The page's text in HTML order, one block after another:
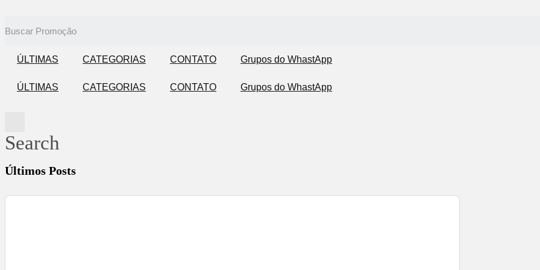
ÚLTIMAS CATEGORIAS CONTATO Grupos do WhastApp
ÚLTIMAS CATEGORIAS CONTATO Grupos do WhastApp
Search
Últimos Posts